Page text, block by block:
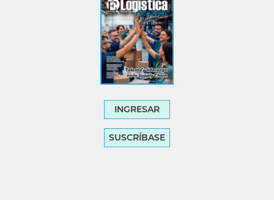
INGRESAR
SUSCRÍBASE